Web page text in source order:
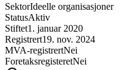
SektorIdeelle organisasjoner
StatusAktiv
Stiftet1. januar 2020
Registrert19. nov. 2024
MVA-registrertNei
ForetaksregisteretNei